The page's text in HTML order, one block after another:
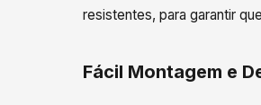
resistentes, para garantir
Fácil Montagem e